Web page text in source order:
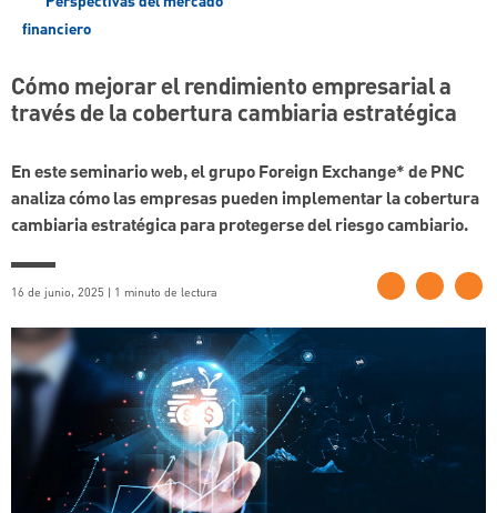
financiero
Cómo mejorar el rendimiento empresarial a
través de la cobertura cambiaria estratégica
En este seminario web, el grupo Foreign Exchange* de PNC
analiza cómo las empresas pueden implementar la cobertura
cambiaria estratégica para protegerse del riesgo cambiario.
16 de junio, 2025 | 1 minuto de lectura